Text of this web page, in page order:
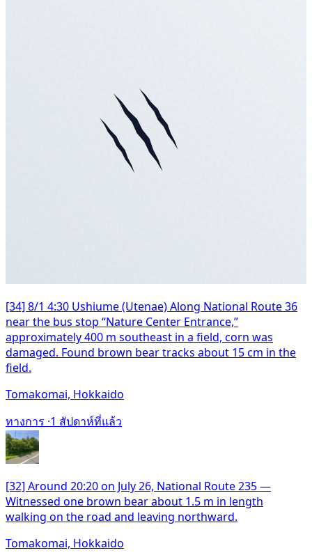
[34] 8/1 4:30 Ushiume (Utenae) Along National Route 36
near the bus stop “Nature Center Entrance,”
approximately 400 m southeast in a field, corn was
damaged. Found brown bear tracks about 15 cm in the
field.
Tomakomai, Hokkaido
ทางการ ·1 สัปดาห์ที่แล้ว
[32] Around 20:20 on July 26, National Route 235 —
Witnessed one brown bear about 1.5 m in length
walking on the road and leaving northward.
Tomakomai, Hokkaido